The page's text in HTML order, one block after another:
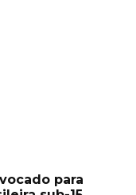
para